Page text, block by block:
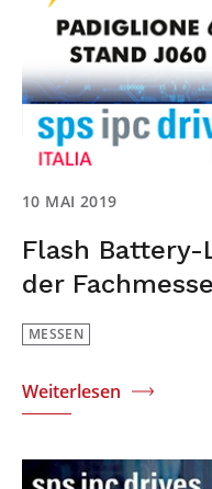
10 MAI 2019
Flash
der
MESSEN
Weiterlesen